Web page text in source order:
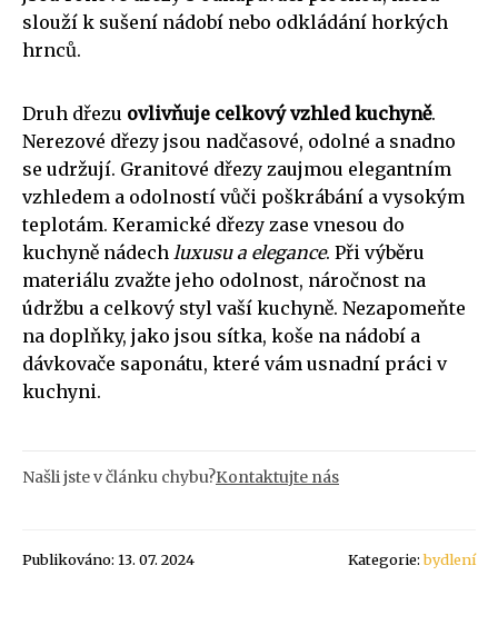
slouží k sušení nádobí nebo odkládání horkých
hrnců.
Druh dřezu ovlivňuje celkový vzhled kuchyně.
Nerezové dřezy jsou nadčasové, odolné a snadno
se udržují. Granitové dřezy zaujmou elegantním
vzhledem a odolností vůči poškrábání a vysokým
teplotám. Keramické dřezy zase vnesou do
kuchyně nádech luxusu a elegance. Při výběru
materiálu zvažte jeho odolnost, náročnost na
údržbu a celkový styl vaší kuchyně. Nezapomeňte
na doplňky, jako jsou sítka, koše na nádobí a
dávkovače saponátu, které vám usnadní práci v
kuchyni.
Našli jste v článku chybu?Kontaktujte nás
Publikováno: 13. 07. 2024 Kategorie:bydlení